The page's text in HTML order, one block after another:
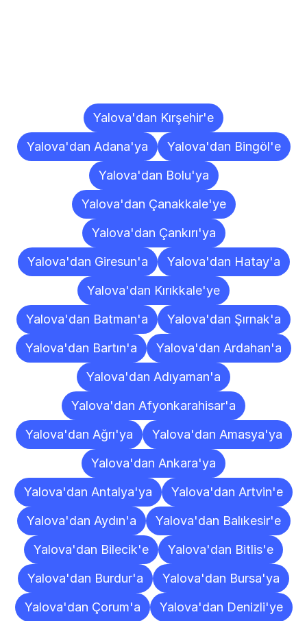
Yalova'dan Kırşehir'e
Yalova'dan Adana'ya
Yalova'dan Bingöl'e
Yalova'dan Bolu'ya
Yalova'dan Çanakkale'ye
Yalova'dan Çankırı'ya
Yalova'dan Giresun'a
Yalova'dan Hatay'a
Yalova'dan Kırıkkale'ye
Yalova'dan Batman'a
Yalova'dan Şırnak'a
Yalova'dan Bartın'a
Yalova'dan Ardahan'a
Yalova'dan Adıyaman'a
Yalova'dan Afyonkarahisar'a
Yalova'dan Ağrı'ya
Yalova'dan Amasya'ya
Yalova'dan Ankara'ya
Yalova'dan Antalya'ya
Yalova'dan Artvin'e
Yalova'dan Aydın'a
Yalova'dan Balıkesir'e
Yalova'dan Bilecik'e
Yalova'dan Bitlis'e
Yalova'dan Burdur'a
Yalova'dan Bursa'ya
Yalova'dan Çorum'a
Yalova'dan Denizli'ye